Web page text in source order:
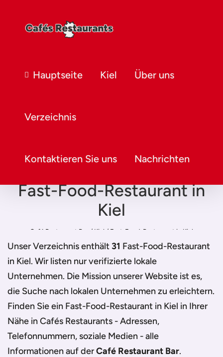
Hauptseite Kiel Über uns
Verzeichnis
Kontaktieren Sie uns Nachrichten
Fast-Food-Restaurant in
Kiel
Café Restaurant Bar / Kiel / Fast-Food-Restaurant in Kiel
Unser Verzeichnis enthält31 Fast-Food-Restaurant
in Kiel. Wir listen nur verifizierte lokale
Unternehmen. Die Mission unserer Website ist es,
die Suche nach lokalen Unternehmen zu erleichtern.
Finden Sie ein Fast-Food-Restaurant in Kiel in Ihrer
Nähe in Cafés Restaurants - Adressen,
Telefonnummern, soziale Medien - alle
Informationen auf derCafé Restaurant Bar.